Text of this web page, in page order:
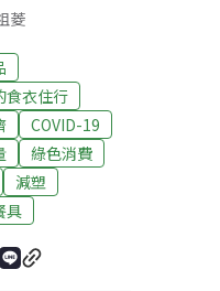
菱
食衣住行
COVID-19
綠色消費
減塑
具